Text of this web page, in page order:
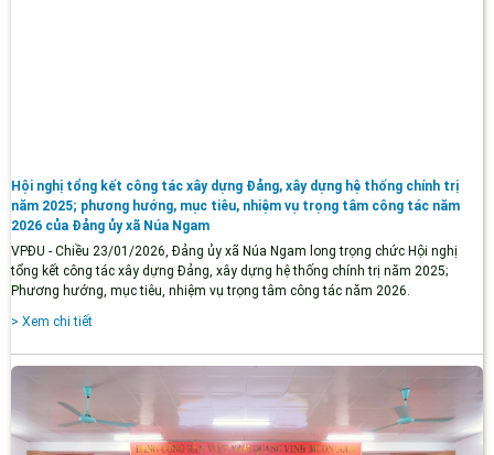
Hội nghị tổng kết công tác xây dựng Đảng, xây dựng hệ thống chính trị
năm 2025; phương hướng, mục tiêu, nhiệm vụ trọng tâm công tác năm
2026 của Đảng ủy xã Núa Ngam
VPĐU - Chiều 23/01/2026, Đảng ủy xã Núa Ngam long trọng chức Hội nghị
tổng kết công tác xây dựng Đảng, xây dựng hệ thống chính trị năm 2025;
Phương hướng, mục tiêu, nhiệm vụ trọng tâm công tác năm 2026.
> Xem chi tiết